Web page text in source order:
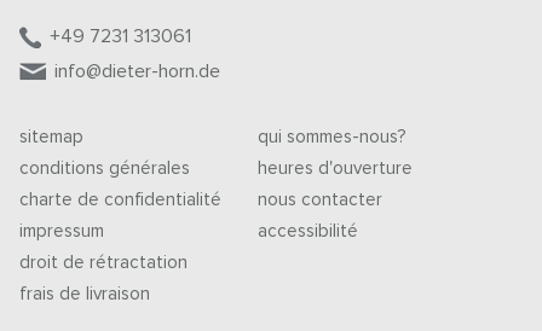
+49 7231 313061
info@dieter-horn.de
sitemap
conditions générales
charte de confidentialité
impressum
droit de rétractation
frais de livraison
qui sommes-nous?
heures d'ouverture
nous contacter
accessibilité